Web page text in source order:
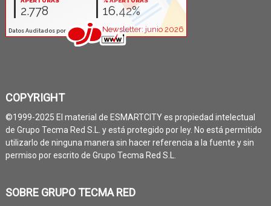
COPYRIGHT
©1999-2025 El material de ESMARTCITY es propiedad intelectual
de Grupo Tecma Red S.L. y está protegido por ley. No está permitido
utilizarlo de ninguna manera sin hacer referencia a la fuente y sin
permiso por escrito de Grupo Tecma Red S.L.
SOBRE GRUPO TECMA RED